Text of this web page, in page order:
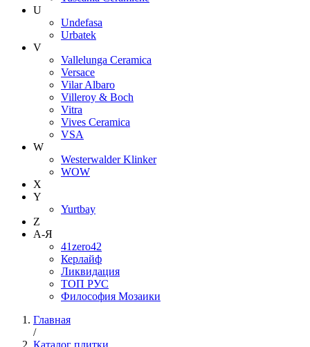
U
Undefasa
Urbatek
V
Vallelunga Ceramica
Versace
Vilar Albaro
Villeroy & Boch
Vitra
Vives Ceramica
VSA
W
Westerwalder Klinker
WOW
X
Y
Yurtbay
Z
А-Я
41zero42
Керлайф
Ликвидация
ТОП РУС
Философия Мозаики
Главная
/
Каталог плитки